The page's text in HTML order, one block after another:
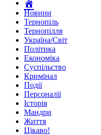
Новини
Тернопіль
Тернопілля
Україна/Світ
Політика
Економіка
Суспільство
Кримінал
Події
Персоналії
Історія
Мандри
Життя
Цікаво!